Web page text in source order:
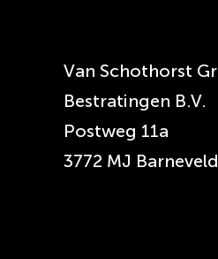
Van Schothorst
Bestratingen B.V.
Postweg 11a
3772 MJ Barneveld